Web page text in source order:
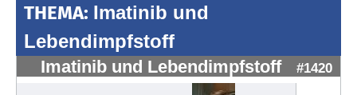
THEMA: Imatinib und
Lebendimpfstoff
Imatinib und Lebendimpfstoff #1420